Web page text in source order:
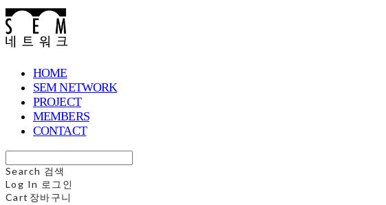
HOME
SEM NETWORK
PROJECT
MEMBERS
CONTACT
Search 검색
Log In 로그인
Cart 장바구니